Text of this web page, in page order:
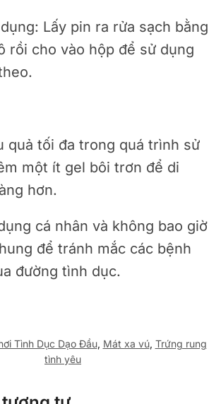
Lấy pin ra rửa sạch bằng
rồi cho vào hộp để sử dụng
quả tối đa trong quá trình sử
một ít gel bôi trơn để di
hơn.
cá nhân và không bao giờ
để tránh mắc các bệnh
đường tình dục.
Tình Dục Dạo Đầu, Mát xa vú, Trứng rung
tình yêu